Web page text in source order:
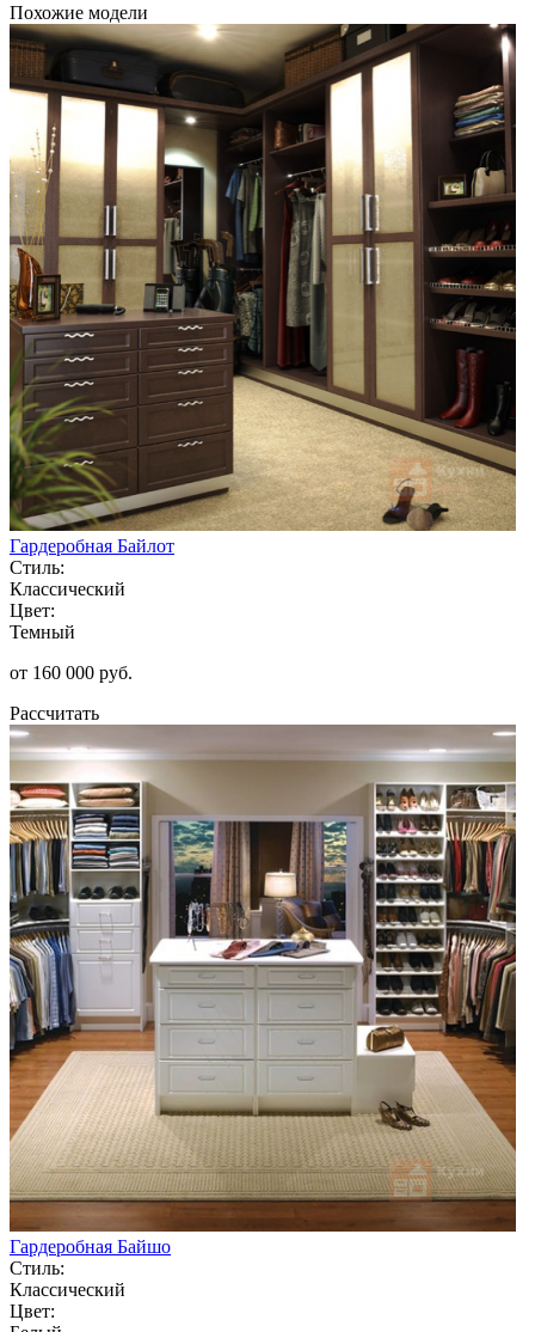
Похожие модели
Гардеробная Байлот
Стиль:
Классический
Цвет:
Темный
от 160 000 руб.
Рассчитать
Гардеробная Байшо
Стиль:
Классический
Цвет: